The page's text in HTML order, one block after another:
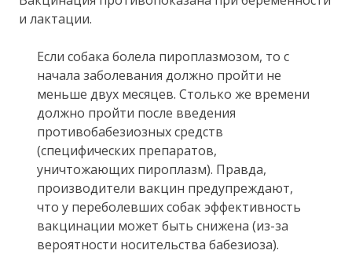
и лактации.
Если собака болела пироплазмозом, то с
начала заболевания должно пройти не
меньше двух месяцев. Столько же времени
должно пройти после введения
противобабезиозных средств
(специфических препаратов,
уничтожающих пироплазм). Правда,
производители вакцин предупреждают,
что у переболевших собак эффективность
вакцинации может быть снижена (из-за
вероятности носительства бабезиоза).